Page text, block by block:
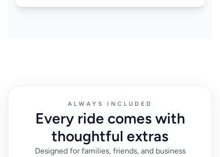
ALWAYS INCLUDED
Every ride comes with
thoughtful extras
Designed for families, friends, and business